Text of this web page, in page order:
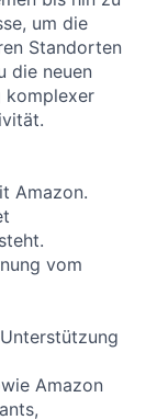
um die
Standorten
die neuen
komplexer
Amazon.
vom
Amazon